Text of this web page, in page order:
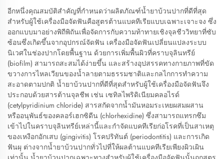
อีกหนึ่งคุณสมบัติสำคัญที่กำหนดว่าผลิตภัณฑ์น้ำยาบ้วนปากที่ดีที่สุด
สำหรับผู้ใช้เครื่องมือจัดฟันคือสูตรต้านแบคทีเรียแบบเฉพาะเจาะจง ซึ่ง
ออกแบบมาอย่างพิถีพิถันเพื่อจัดการกับความท้าทายเชิงจุลชีววิทยาที่ซับ
ซ้อนซึ่งเกิดขึ้นจากอุปกรณ์จัดฟัน เครื่องมือจัดฟันเปลี่ยนแปลงระบบ
นิเวศในช่องปากโดยพื้นฐาน ด้วยการเพิ่มพื้นผิวที่คราบจุลินทรีย์
(biofilm) สามารถสะสมได้ง่ายขึ้น และสร้างอุปสรรคทางกายภาพที่ขัด
ขวางการไหลเวียนของน้ำลายตามธรรมชาติและกลไกการทำความ
สะอาดตามปกติ น้ำยาบ้วนปากที่ดีที่สุดสำหรับผู้ใช้เครื่องมือจัดฟันจึง
ประกอบด้วยสารต้านจุลชีพ เช่น เซทิลไพริดิเนียมคลอไรด์
(cetylpyridinium chloride) สารสกัดจากน้ำมันหอมระเหยผสมผสาน
หรืออนุพันธ์ของคลอร์เฮกซิดีน (chlorhexidine) ซึ่งสามารถแทรกซึม
เข้าไปในคราบจุลินทรีย์เหล่านี้และกำจัดแบคทีเรียก่อโรคที่เป็นสาเหตุ
ของเหงือกอักเสบ (gingivitis) โรคปริทันต์ (periodontitis) และการเกิด
ฟันผุ ต่างจากน้ำยาบ้วนปากทั่วไปที่ให้ผลต้านแบคทีเรียเพียงผิวเผิน